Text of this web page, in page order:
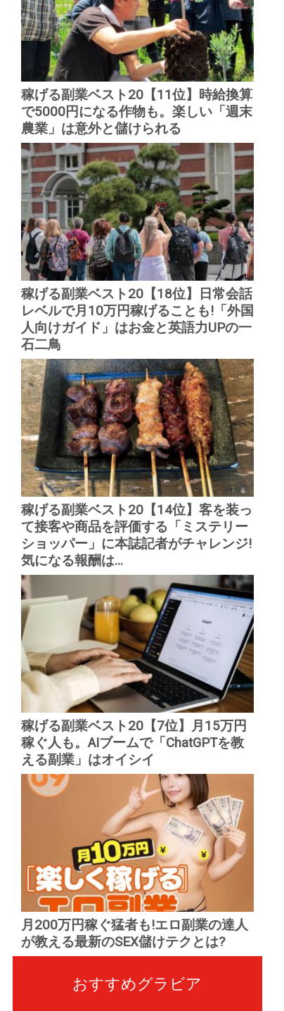
稼げる副業ベスト20【11位】時給換算
で5000円になる作物も。楽しい「週末
農業」は意外と儲けられる
稼げる副業ベスト20【18位】日常会話
レベルで月10万円稼げることも!「外国
人向けガイド」はお金と英語力UPの一
石二鳥
稼げる副業ベスト20【14位】客を装っ
て接客や商品を評価する「ミステリー
ショッパー」に本誌記者がチャレンジ!
気になる報酬は...
稼げる副業ベスト20【7位】月15万円
稼ぐ人も。AIブームで「ChatGPTを教
える副業」はオイシイ
月200万円稼ぐ猛者も!エロ副業の達人
が教える最新のSEX儲けテクとは?
おすすめグラビア